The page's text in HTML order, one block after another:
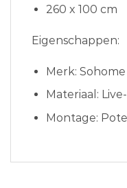
260 x 100 cm
Eigenschappen:
Merk: Sohome
Materiaal:
Montage: